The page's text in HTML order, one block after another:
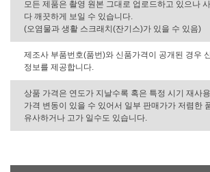
모든 제품은 촬영 원본 그대로 업로드하고 있으나
다 깨끗하게 보일 수 있습니다.
(오염물과 생활 스크래치(잔기스)가 있을 수 있음)
제조사 부품번호(품번)와 신품가격이 공개된 경우
정보를 제공합니다.
상품 가격은 연도가 지날수록 혹은 특정 시기 재사
가격 변동이 있을 수 있어서 일부 판매가가 저렴한
유사하거나 고가 일수도 있습니다.